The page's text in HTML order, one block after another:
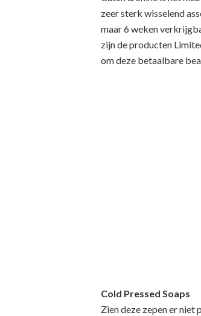
zeer sterk wisselend
maar 6 weken
zijn de producten
om deze betaalbare
Cold Pressed Soaps
Zien deze zepen er niet